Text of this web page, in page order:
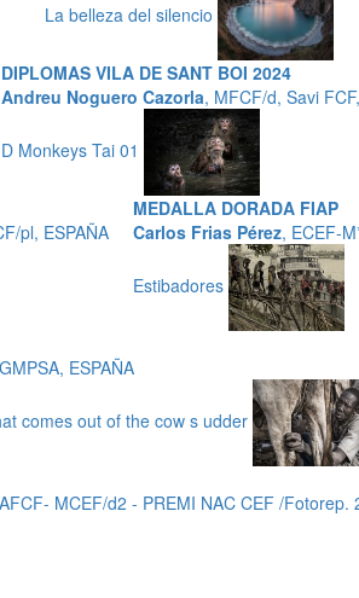
La belleza del silencio
DIPLOMAS VILA DE SANT BOI 2024
Andreu Noguero Cazorla, MFCF/d, Savi
D Monkeys Tai 01
pl, ESPAÑA
MEDALLA DORADA FIAP
Carlos Frias Pérez, ECEF-
Estibadores
ESPAÑA
comes out of the cow s udder
MCEF/d2 - PREMI NAC CEF /Fotorep.